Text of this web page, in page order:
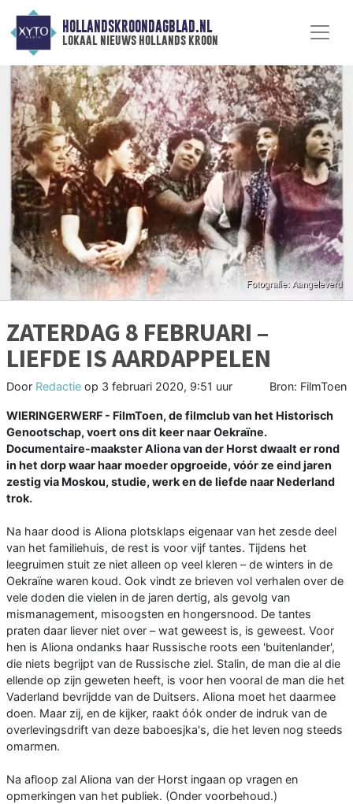
HOLLANDSKROONDAGBLAD.NL
lokaal nieuws hollands kroon
ZATERDAG 8 FEBRUARI –
LIEFDE IS AARDAPPELEN
Door Redactie op 3 februari 2020, 9:51 uur Bron: FilmToen
WIERINGERWERF - FilmToen, de filmclub van het Historisch
Genootschap, voert ons dit keer naar Oekraïne.
Documentaire-maakster Aliona van der Horst dwaalt er rond
in het dorp waar haar moeder opgroeide, vóór ze eind jaren
zestig via Moskou, studie, werk en de liefde naar Nederland
trok.
Na haar dood is Aliona plotsklaps eigenaar van het zesde deel
van het familiehuis, de rest is voor vijf tantes. Tijdens het
leegruimen stuit ze niet alleen op veel kleren – de winters in de
Oekraïne waren koud. Ook vindt ze brieven vol verhalen over de
vele doden die vielen in de jaren dertig, als gevolg van
mismanagement, misoogsten en hongersnood. De tantes
praten daar liever niet over – wat geweest is, is geweest. Voor
hen is Aliona ondanks haar Russische roots een 'buitenlander',
die niets begrijpt van de Russische ziel. Stalin, de man die al die
ellende op zijn geweten heeft, is voor hen vooral de man die het
Vaderland bevrijdde van de Duitsers. Aliona moet het daarmee
doen. Maar zij, en de kijker, raakt óók onder de indruk van de
overlevingsdrift van deze baboesjka's, die het leven nog steeds
omarmen.
Na afloop zal Aliona van der Horst ingaan op vragen en
opmerkingen van het publiek. (Onder voorbehoud.)